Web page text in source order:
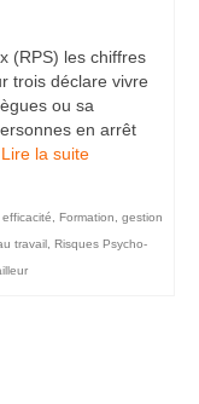
(RPS) les chiffres
trois déclare vivre
ou sa
en arrêt
Lire la suite­­
efficacité Formation
gestion
travail Risques Psycho-